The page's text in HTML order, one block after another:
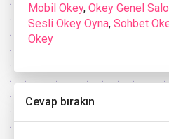
Mobil Okey, Okey Genel
Sesli Okey Oyna, Sohbet
Okey
Cevap bırakın